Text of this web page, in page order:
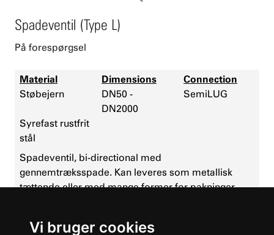
Vi bruger cookies
Spadeventil (Type L)
På forespørgsel
Material
Støbejern
Syrefast rustfrit
stål
Dimensions
DN50 -
DN2000
Connection
SemiLUG
Spadeventil, bi-directional med
gennemtræksspade. Kan leveres som metallisk
tættende eller med mange former for pakninger.